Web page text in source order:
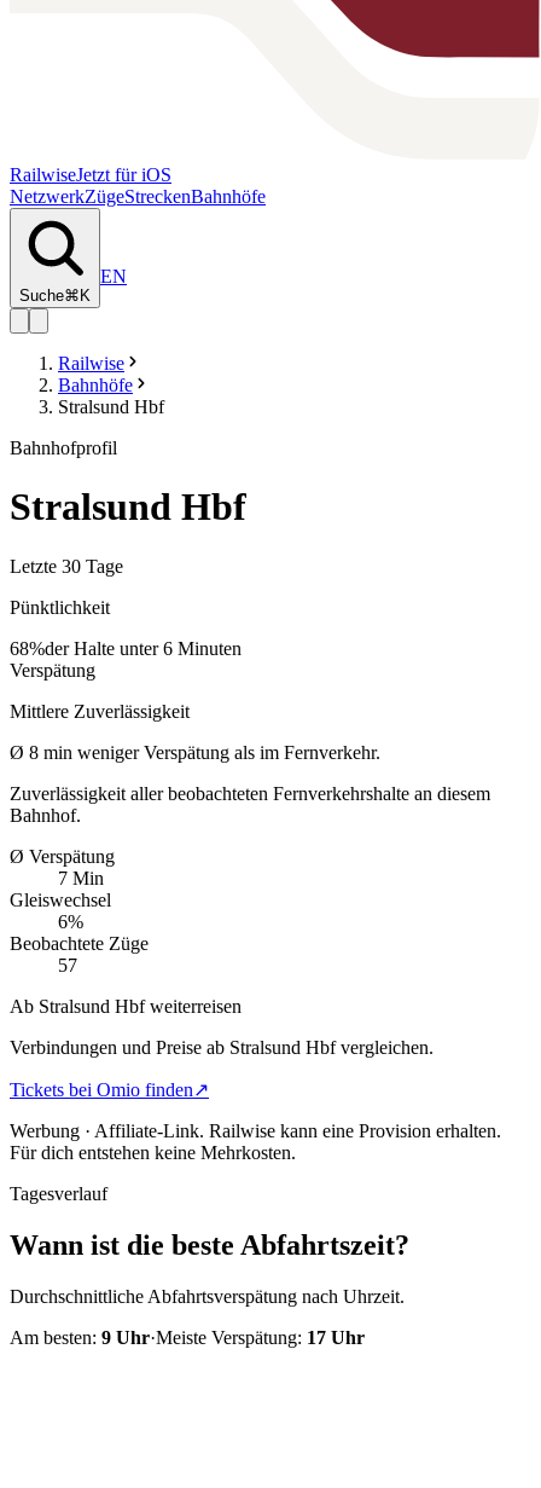
RailwiseJetzt für iOS
NetzwerkZügeStreckenBahnhöfe
Suche⌘K
EN
Railwise
Bahnhöfe
Stralsund Hbf
Bahnhofprofil
Stralsund Hbf
Letzte 30 Tage
Pünktlichkeit
68%der Halte unter 6 Minuten
Verspätung
Mittlere Zuverlässigkeit
Ø 8 min weniger Verspätung als im Fernverkehr.
Zuverlässigkeit aller beobachteten Fernverkehrshalte an diesem
Bahnhof.
Ø Verspätung
7 Min
Gleiswechsel
6%
Beobachtete Züge
57
Ab Stralsund Hbf weiterreisen
Verbindungen und Preise ab Stralsund Hbf vergleichen.
Tickets bei Omio finden↗
Werbung · Affiliate-Link. Railwise kann eine Provision erhalten.
Für dich entstehen keine Mehrkosten.
Tagesverlauf
Wann ist die beste Abfahrtszeit?
Durchschnittliche Abfahrtsverspätung nach Uhrzeit.
Am besten: 9 Uhr·Meiste Verspätung: 17 Uhr